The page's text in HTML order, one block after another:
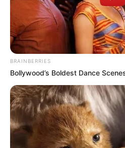
BRAINBERRIES
Bollywood’s Boldest Dance